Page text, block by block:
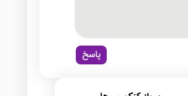
پاسخ